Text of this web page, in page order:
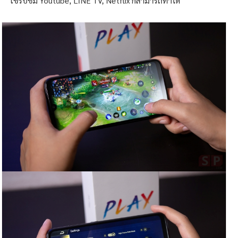
Performance – ประสิทธิภาพ